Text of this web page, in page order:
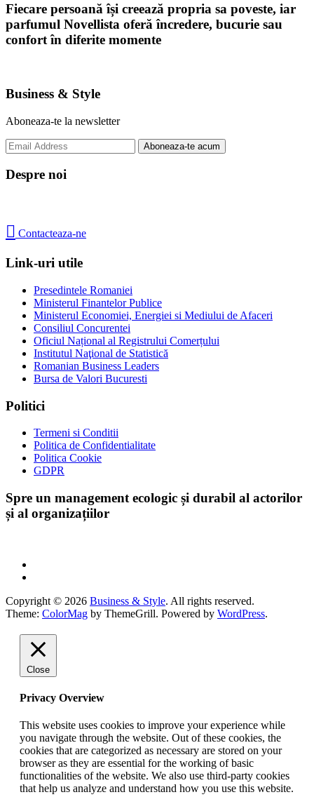
Fiecare persoană își creează propria sa poveste, iar
parfumul Novellista oferă încredere, bucurie sau
confort în diferite momente
Business & Style
Aboneaza-te la newsletter
Despre noi
 Contacteaza-ne
Link-uri utile
Presedintele Romaniei
Ministerul Finantelor Publice
Ministerul Economiei, Energiei si Mediului de Afaceri
Consiliul Concurentei
Oficiul Național al Registrului Comerțului
Institutul Naţional de Statistică
Romanian Business Leaders
Bursa de Valori Bucuresti
Politici
Termeni si Conditii
Politica de Confidentialitate
Politica Cookie
GDPR
Spre un management ecologic și durabil al actorilor
și al organizațiilor
Copyright © 2026 Business & Style. All rights reserved.
Theme: ColorMag by ThemeGrill. Powered by WordPress.
Close
Privacy Overview
This website uses cookies to improve your experience while
you navigate through the website. Out of these cookies, the
cookies that are categorized as necessary are stored on your
browser as they are essential for the working of basic
functionalities of the website. We also use third-party cookies
that help us analyze and understand how you use this website.